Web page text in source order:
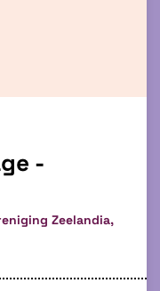
-
Zeelandia,